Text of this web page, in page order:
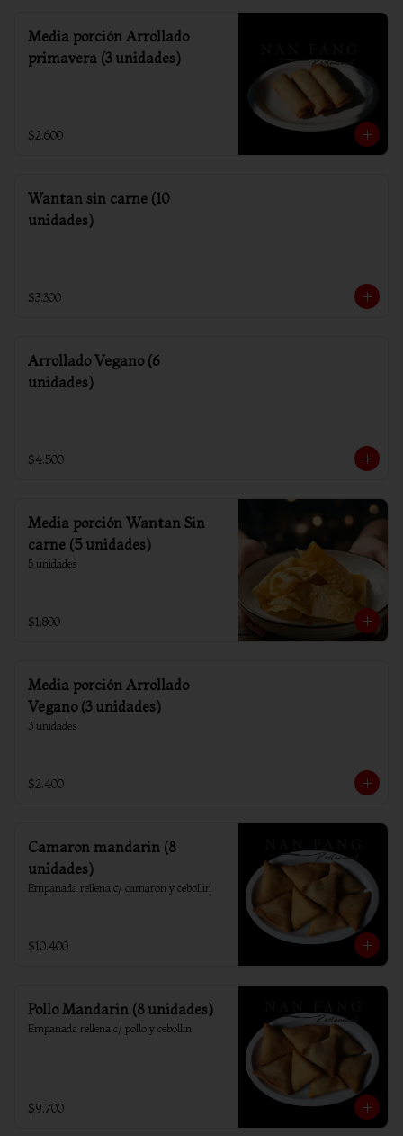
Media porción Arrollado
primavera (3 unidades)
$2.600
Wantan sin carne (10
unidades)
$3.300
Arrollado Vegano (6
unidades)
$4.500
Media porción Wantan Sin
carne (5 unidades)
5 unidades
$1.800
Media porción Arrollado
Vegano (3 unidades)
3 unidades
$2.400
Camaron mandarin (8
unidades)
Empanada rellena c/ camaron y cebollin
$10.400
Pollo Mandarin (8 unidades)
Empanada rellena c/ pollo y cebollin
$9.700